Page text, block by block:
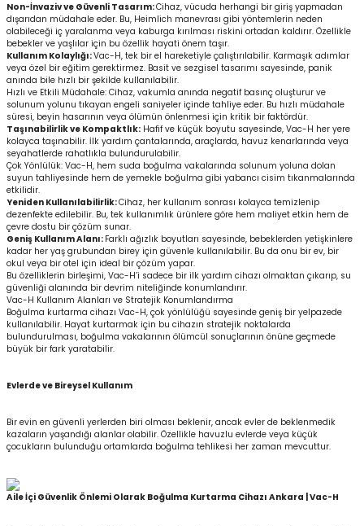
Non-İnvaziv ve Güvenli Tasarım:Cihaz, vücuda herhangi bir giriş yapmadan
dışarıdan müdahale eder. Bu, Heimlich manevrası gibi yöntemlerin neden
olabileceği iç yaralanma veya kaburga kırılması riskini ortadan kaldırır. Özellikle
bebekler ve yaşlılar için bu özellik hayati önem taşır.
Kullanım Kolaylığı:Vac-H, tek bir el hareketiyle çalıştırılabilir. Karmaşık adımlar
veya özel bir eğitim gerektirmez. Basit ve sezgisel tasarımı sayesinde, panik
anında bile hızlı bir şekilde kullanılabilir.
Hızlı ve Etkili Müdahale: Cihaz, vakumla anında negatif basınç oluşturur ve
solunum yolunu tıkayan engeli saniyeler içinde tahliye eder. Bu hızlı müdahale
süresi, beyin hasarının veya ölümün önlenmesi için kritik bir faktördür.
Taşınabilirlik ve Kompaktlık: Hafif ve küçük boyutu sayesinde, Vac-H her yere
kolayca taşınabilir. İlk yardım çantalarında, araçlarda, havuz kenarlarında veya
seyahatlerde rahatlıkla bulundurulabilir.
Çok Yönlülük: Vac-H, hem suda boğulma vakalarında solunum yoluna dolan
suyun tahliyesinde hem de yemekle boğulma gibi yabancı cisim tıkanmalarında
etkilidir.
Yeniden Kullanılabilirlik:Cihaz, her kullanım sonrası kolayca temizlenip
dezenfekte edilebilir. Bu, tek kullanımlık ürünlere göre hem maliyet etkin hem de
çevre dostu bir çözüm sunar.
Geniş Kullanım Alanı: Farklı ağızlık boyutları sayesinde, bebeklerden yetişkinlere
kadar her yaş grubundan birey için güvenle kullanılabilir. Bu da onu bir ev, bir
okul veya bir otel için ideal bir çözüm yapar.
Bu özelliklerin birleşimi, Vac-H’i sadece bir ilk yardım cihazı olmaktan çıkarıp, su
güvenliği alanında bir devrim niteliğinde konumlandırır.
Vac-H Kullanım Alanları ve Stratejik Konumlandırma
Boğulma kurtarma cihazı Vac-H, çok yönlülüğü sayesinde geniş bir yelpazede
kullanılabilir. Hayat kurtarmak için bu cihazın stratejik noktalarda
bulundurulması, boğulma vakalarının ölümcül sonuçlarının önüne geçmede
büyük bir fark yaratabilir.
Evlerde ve Bireysel Kullanım
Bir evin en güvenli yerlerden biri olması beklenir, ancak evler de beklenmedik
kazaların yaşandığı alanlar olabilir. Özellikle havuzlu evlerde veya küçük
çocukların bulunduğu ortamlarda boğulma tehlikesi her zaman mevcuttur.
Aile İçi Güvenlik Önlemi Olarak Boğulma Kurtarma Cihazı Ankara | Vac-H